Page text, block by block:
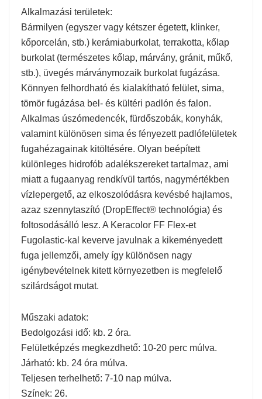
Alkalmazási területek:
Bármilyen (egyszer vagy kétszer égetett, klinker,
kőporcelán, stb.) kerámiaburkolat, terrakotta, kőlap
burkolat (természetes kőlap, márvány, gránit, műkő,
stb.), üvegés márványmozaik burkolat fugázása.
Könnyen felhordható és kialakítható felület, sima,
tömör fugázása bel- és kültéri padlón és falon.
Alkalmas úszómedencék, fürdőszobák, konyhák,
valamint különösen sima és fényezett padlófelületek
fugahézagainak kitöltésére. Olyan beépített
különleges hidrofób adalékszereket tartalmaz, ami
miatt a fugaanyag rendkívül tartós, nagymértékben
vízlepergető, az elkoszolódásra kevésbé hajlamos,
azaz szennytaszító (DropEffect® technológia) és
foltosodásálló lesz. A Keracolor FF Flex-et
Fugolastic-kal keverve javulnak a kikeményedett
fuga jellemzői, amely így különösen nagy
igénybevételnek kitett környezetben is megfelelő
szilárdságot mutat.
Műszaki adatok:
Bedolgozási idő: kb. 2 óra.
Felületképzés megkezdhető: 10-20 perc múlva.
Járható: kb. 24 óra múlva.
Teljesen terhelhető: 7-10 nap múlva.
Színek: 26.